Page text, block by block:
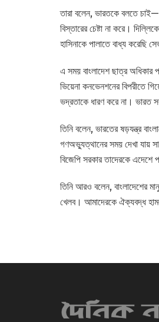
তারা বলেন, ভারতকে বলতে
বিস্তারের চেষ্টা না করে।
হাসিনাকে পালাতে বাধ্য করেছি
এ সময় বাংলাদেশ ছাত্র অধিকার
ভিয়েনা কনভেনশনের বিপরীতে
ভদ্রতাকে ধারণ করে না। ভারত
তিনি বলেন, ভারতের ষড়যন্ত্র
গণঅভ্যুত্থানের সময় দেখা যায়
বিজেপি সরকার তাদেরকে এদেশে
তিনি আরও বলেন, বাংলাদেশের
খেলব। আমাদেরকে ঐক্যবদ্ধ